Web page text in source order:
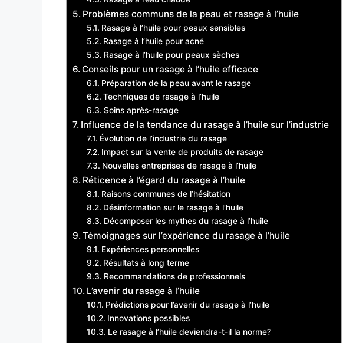
Problèmes communs de la peau et rasage à l’huile
Rasage à l’huile pour peaux sensibles
Rasage à l’huile pour acné
Rasage à l’huile pour peaux sèches
Conseils pour un rasage à l’huile efficace
Préparation de la peau avant le rasage
Techniques de rasage à l’huile
Soins après-rasage
Influence de la tendance du rasage à l’huile sur l’industrie
Évolution de l’industrie du rasage
Impact sur la vente de produits de rasage
Nouvelles entreprises de rasage à l’huile
Réticence à l’égard du rasage à l’huile
Raisons communes de l’hésitation
Désinformation sur le rasage à l’huile
Décomposer les mythes du rasage à l’huile
Témoignages sur l’expérience du rasage à l’huile
Expériences personnelles
Résultats à long terme
Recommandations de professionnels
L’avenir du rasage à l’huile
Prédictions pour l’avenir du rasage à l’huile
Innovations possibles
Le rasage à l’huile deviendra-t-il la norme?